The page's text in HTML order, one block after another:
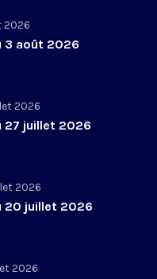
2026
3 août 2026
2026
27 juillet 2026
2026
20 juillet 2026
2026